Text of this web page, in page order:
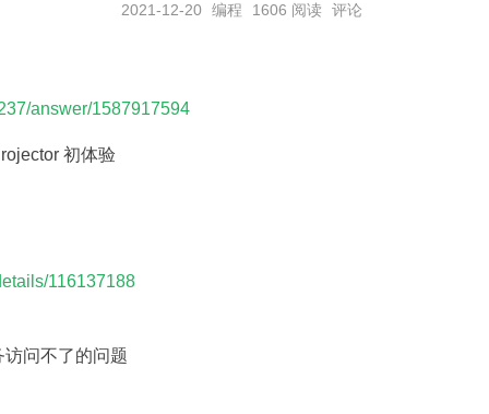
2021-12-20 编程 1606 阅读 评论
answer/1587917594
初体验
116137188
问不了的问题